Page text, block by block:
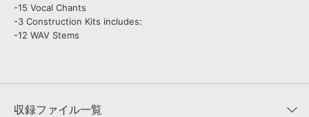
-15 Vocal Chants
-3 Construction Kits includes:
-12 WAV Stems
収録ファイル一覧